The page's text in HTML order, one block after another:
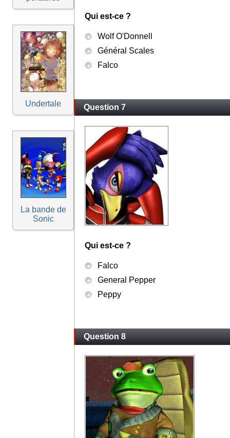
Undertale
La bande de
Sonic
Qui est-ce ?
Wolf O'Donnell
Général Scales
Falco
Question 7
Qui est-ce ?
Falco
General Pepper
Peppy
Question 8